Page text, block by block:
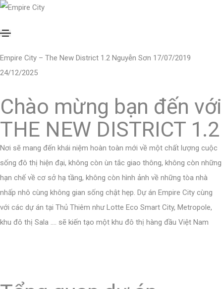
Empire City – The New District 1.2 Nguyễn Sơn 17/07/2019
24/12/2025
Chào mừng bạn đến với
THE NEW DISTRICT 1.2
Nơi sẽ mang đến khái niệm hoàn toàn mới về một chất lượng cuộc
sống đô thị hiện đại, không còn ùn tắc giao thông, không còn những
hạn chế về cơ sở hạ tầng, không còn hình ảnh về những tòa nhà
nhấp nhô cùng không gian sống chật hẹp. Dự án Empire City cùng
với các dự án tại Thủ Thiêm nhưLotte Eco Smart City, Metropole,
khu đô thị Sala …. sẽ kiến tạo một khu đô thị hàng đầu Việt Nam